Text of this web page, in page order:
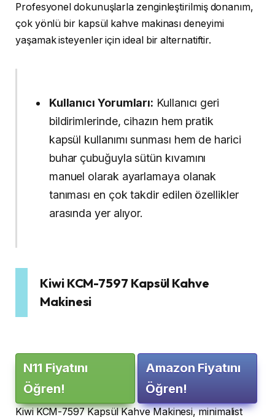
Profesyonel dokunuşlarla zenginleştirilmiş donanım,
çok yönlü bir kapsül kahve makinası deneyimi
yaşamak isteyenler için ideal bir alternatiftir.
Kullanıcı Yorumları: Kullanıcı geri
bildirimlerinde, cihazın hem pratik
kapsül kullanımı sunması hem de harici
buhar çubuğuyla sütün kıvamını
manuel olarak ayarlamaya olanak
tanıması en çok takdir edilen özellikler
arasında yer alıyor.
Kiwi KCM-7597 Kapsül Kahve
Makinesi
N11 Fiyatını
Öğren!
Amazon Fiyatını
Öğren!
Kiwi KCM-7597 Kapsül Kahve Makinesi, minimalist